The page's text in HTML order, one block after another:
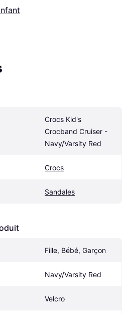
Crocs Kid's
Crocband Cruiser -
Navy/Varsity Red
Crocs
Sandales
Fille, Bébé, Garçon
Navy/Varsity Red
Velcro